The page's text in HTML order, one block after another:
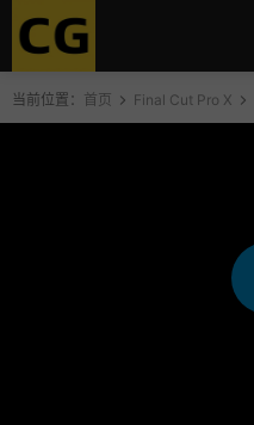
当前位置： 首页 Final Cut Pro X